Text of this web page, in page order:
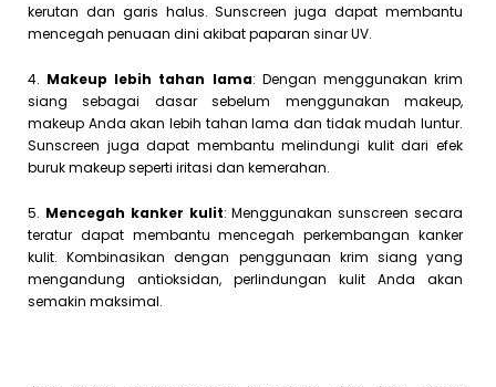
kerutan dan garis halus. Sunscreen juga dapat membantu
mencegah penuaan dini akibat paparan sinar UV.
4. Makeup lebih tahan lama: Dengan menggunakan krim
siang sebagai dasar sebelum menggunakan makeup,
makeup Anda akan lebih tahan lama dan tidak mudah luntur.
Sunscreen juga dapat membantu melindungi kulit dari efek
buruk makeup seperti iritasi dan kemerahan.
5. Mencegah kanker kulit: Menggunakan sunscreen secara
teratur dapat membantu mencegah perkembangan kanker
kulit. Kombinasikan dengan penggunaan krim siang yang
mengandung antioksidan, perlindungan kulit Anda akan
semakin maksimal.